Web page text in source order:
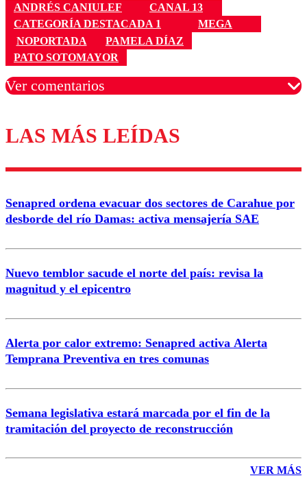
ANDRÉS CANIULEF
CANAL 13
CATEGORÍA DESTACADA 1
MEGA
NOPORTADA
PAMELA DÍAZ
PATO SOTOMAYOR
Ver comentarios
Los comentarios son moderados para garantizar un
diálogo respetuoso.
Correo
LAS MÁS LEÍDAS
Senapred ordena evacuar dos sectores de Carahue por
desborde del río Damas: activa mensajería SAE
Nuevo temblor sacude el norte del país: revisa la
magnitud y el epicentro
Alerta por calor extremo: Senapred activa Alerta
Temprana Preventiva en tres comunas
Semana legislativa estará marcada por el fin de la
tramitación del proyecto de reconstrucción
VER MÁS